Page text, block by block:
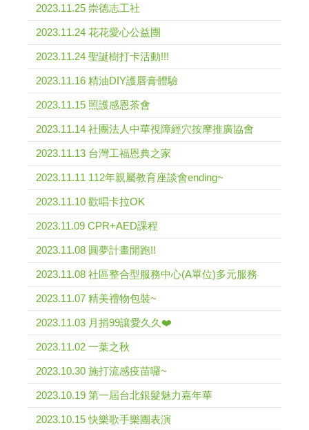
2023.11.25 崇德志工社
2023.11.24 花花愛心公益團
2023.11.24 聖誕樹打卡活動!!!
2023.11.16 精油DIY護唇膏體驗
2023.11.15 照護感恩茶會
2023.11.14 社團法人中華視障經穴按摩推廣協會
2023.11.13 台灣工福恩典之家
2023.11.11 112年親屬教育座談會ending~
2023.11.10 歡唱卡拉OK
2023.11.09 CPR+AED課程
2023.11.08 圓夢計畫開跑!!
2023.11.08 社區整合型服務中心(A單位)多元服務
2023.11.07 精美禮物包裝~
2023.11.03 月捐99讓愛久久❤️
2023.11.02 一葉之秋
2023.10.30 施打流感疫苗囉~
2023.10.19 第一屆台北銀髮魅力嘉年華
2023.10.15 快樂歌手樂團表演